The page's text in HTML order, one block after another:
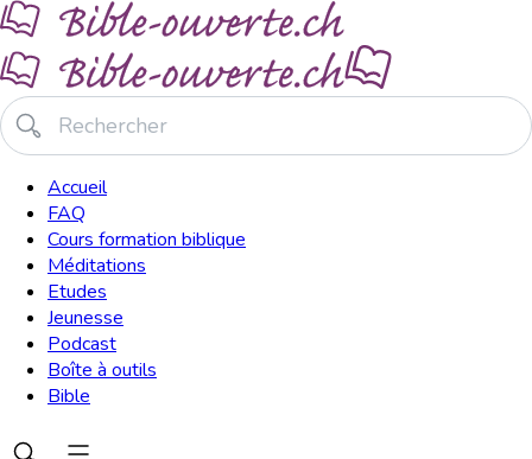
Accueil
FAQ
Cours formation biblique
Méditations
Etudes
Jeunesse
Podcast
Boîte à outils
Bible